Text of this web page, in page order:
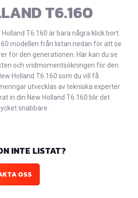
T6.160
T6.160 är bara några klick bort.
modellen från listan nedan för att se
för den generationen. Här kan du se
och vridmomentsökningen för den
Holland T6.160 som du vill få
utvecklas av tekniska experter
in din New Holland T6.160 blir det
snabbare.
INTE LISTAT?
OSS